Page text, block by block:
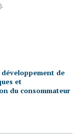
de
et
du consommateur